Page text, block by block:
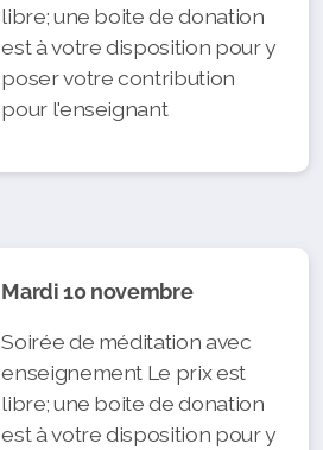
libre; une boite de donation
est à votre disposition pour y
poser votre contribution
pour l'enseignant
Mardi 10 novembre
Soirée de méditation avec
enseignement Le prix est
libre; une boite de donation
est à votre disposition pour y